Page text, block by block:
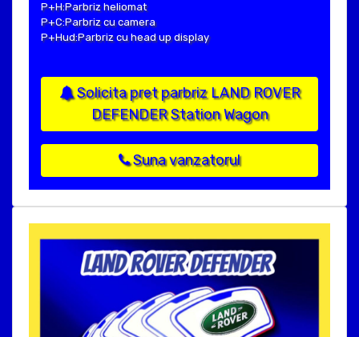
P+H:Parbriz heliomat
P+C:Parbriz cu camera
P+Hud:Parbriz cu head up display
Solicita pret parbriz LAND ROVER
DEFENDER Station Wagon
Suna vanzatorul